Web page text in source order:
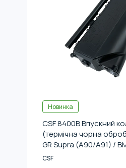
Новинка
CSF 8400B Впускний
(термічна чорна
GR Supra (A90/A91) /
(G20/G21)
CSF